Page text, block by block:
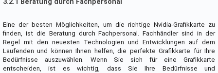
3.2.1 Beratung durch Fachpersonal
Eine der besten Möglichkeiten, um die richtige Nvidia-Grafikkarte zu
finden, ist die Beratung durch Fachpersonal. Fachhändler sind in der
Regel mit den neuesten Technologien und Entwicklungen auf dem
Laufenden und können Ihnen helfen, die perfekte Grafikkarte für Ihre
Bedürfnisse auszuwählen. Wenn Sie sich für eine Grafikkarte
entscheiden, ist es wichtig, dass Sie Ihre Bedürfnisse und